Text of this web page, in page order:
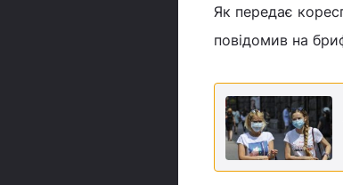
Як передає
повідомив на